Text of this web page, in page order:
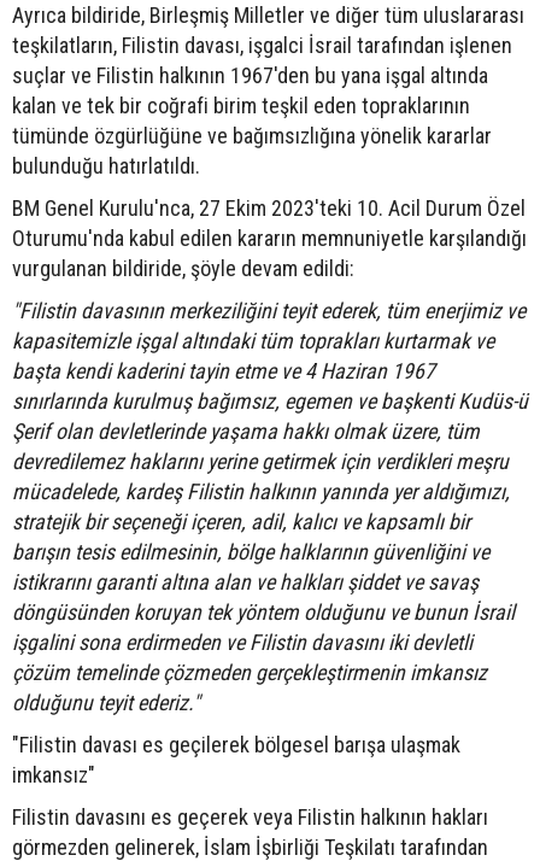
Ayrıca bildiride, Birleşmiş Milletler ve diğer tüm uluslararası
teşkilatların, Filistin davası, işgalci İsrail tarafından işlenen
suçlar ve Filistin halkının 1967'den bu yana işgal altında
kalan ve tek bir coğrafi birim teşkil eden topraklarının
tümünde özgürlüğüne ve bağımsızlığına yönelik kararlar
bulunduğu hatırlatıldı.
BM Genel Kurulu'nca, 27 Ekim 2023'teki 10. Acil Durum Özel
Oturumu'nda kabul edilen kararın memnuniyetle karşılandığı
vurgulanan bildiride, şöyle devam edildi:
"Filistin davasının merkeziliğini teyit ederek, tüm enerjimiz ve
kapasitemizle işgal altındaki tüm toprakları kurtarmak ve
başta kendi kaderini tayin etme ve 4 Haziran 1967
sınırlarında kurulmuş bağımsız, egemen ve başkenti Kudüs-ü
Şerif olan devletlerinde yaşama hakkı olmak üzere, tüm
devredilemez haklarını yerine getirmek için verdikleri meşru
mücadelede, kardeş Filistin halkının yanında yer aldığımızı,
stratejik bir seçeneği içeren, adil, kalıcı ve kapsamlı bir
barışın tesis edilmesinin, bölge halklarının güvenliğini ve
istikrarını garanti altına alan ve halkları şiddet ve savaş
döngüsünden koruyan tek yöntem olduğunu ve bunun İsrail
işgalini sona erdirmeden ve Filistin davasını iki devletli
çözüm temelinde çözmeden gerçekleştirmenin imkansız
olduğunu teyit ederiz."
"Filistin davası es geçilerek bölgesel barışa ulaşmak
imkansız"
Filistin davasını es geçerek veya Filistin halkının hakları
görmezden gelinerek, İslam İşbirliği Teşkilatı tarafından